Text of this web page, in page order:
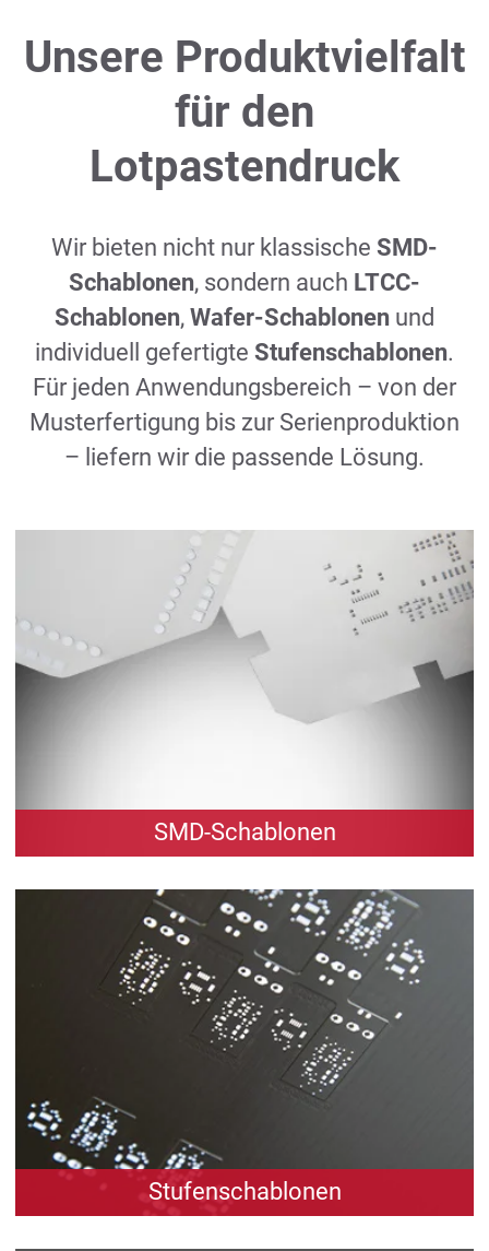
Unsere Produktvielfalt
für den
Lotpastendruck
Wir bieten nicht nur klassische SMD-
Schablonen, sondern auch LTCC-
Schablonen, Wafer-Schablonen und
individuell gefertigte Stufenschablonen.
Für jeden Anwendungsbereich – von der
Musterfertigung bis zur Serienproduktion
– liefern wir die passende Lösung.
SMD-Schablonen
Lasergeschnittene SMD Schablonen aus
Edelstahl für alle gängigen Systeme.
zum Produkt
Stufenschablonen
Schablonen in Stufenausführung – schnell,